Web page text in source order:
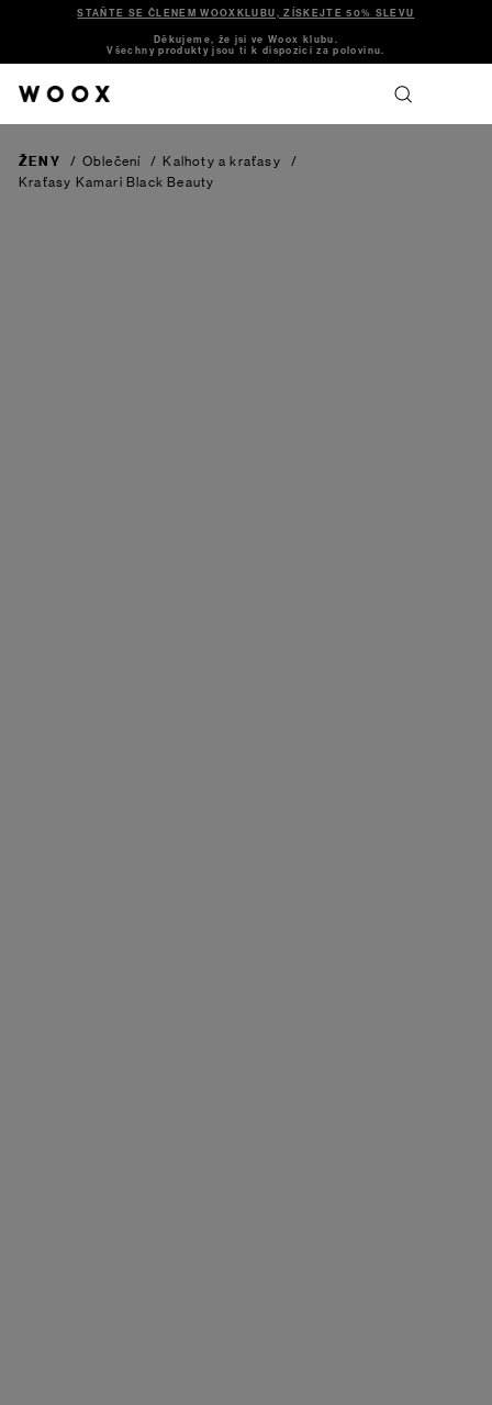
STAŇTE SE ČLENEM WOOXKLUBU, ZÍSKEJTE 50% SLEVU
Děkujeme, že jsi ve Woox klubu.
Všechny produkty jsou ti k dispozici za polovinu.
ŽENY / Oblečení / Kalhoty a kraťasy
/
Kraťasy Kamari Black Beauty